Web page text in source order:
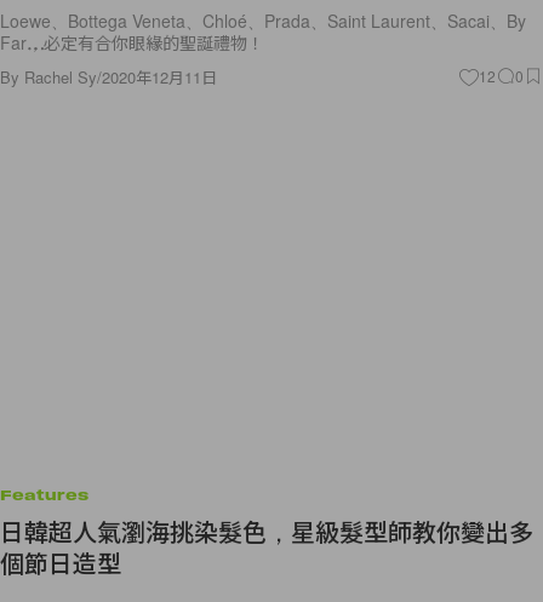
Loewe、Bottega Veneta、Chloé、Prada、Saint Laurent、Sacai、By
Far⋯⋯，必定有合你眼緣的聖誕禮物！
By Rachel Sy/2020年12月11日 12 0
Features
日韓超人氣瀏海挑染髮色，星級髮型師教你變出多
個節日造型